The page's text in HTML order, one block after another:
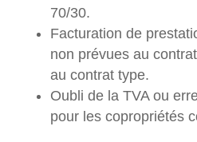
70/30.
Facturation de
non prévues au
au contrat type.
Oubli de la TVA ou
pour les copropriétés